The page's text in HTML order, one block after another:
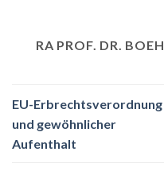
RA PROF. DR. BOEH
EU-Erbrechtsverordnung
und gewöhnlicher
Aufenthalt